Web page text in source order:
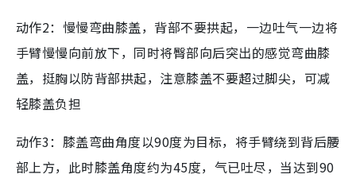
动作2：慢慢弯曲膝盖，背部不要拱起，一边吐气一边将
手臂慢慢向前放下，同时将臀部向后突出的感觉弯曲膝
盖，挺胸以防背部拱起，注意膝盖不要超过脚尖，可减
轻膝盖负担
动作3：膝盖弯曲角度以90度为目标，将手臂绕到背后腰
部上方，此时膝盖角度约为45度，气已吐尽，当达到90